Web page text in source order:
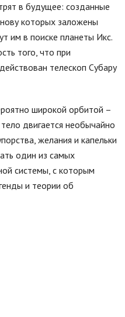
в будущее: созданные
которых заложены
им в поиске планеты Икс.
того, что при
телескоп Субару
широкой орбитой –
двигается необычайно
желания и капельки
один из самых
системы, с которым
и теории об